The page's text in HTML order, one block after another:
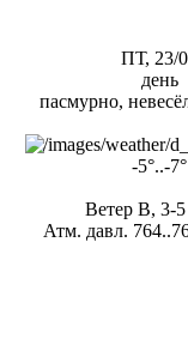
ПТ, 23/
день
пасмурно,
-5°..-7°
Ветер В, 3-
Атм. давл.